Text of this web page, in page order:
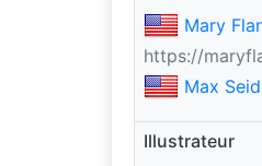
Mary
https://
Max
Illustrateur